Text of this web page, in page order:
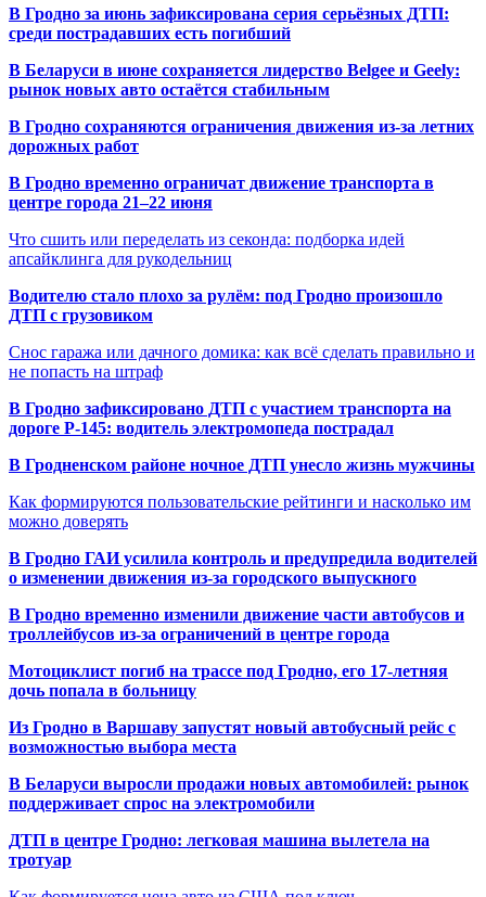
В Гродно за июнь зафиксирована серия серьёзных ДТП:
среди пострадавших есть погибший
В Беларуси в июне сохраняется лидерство Belgee и Geely:
рынок новых авто остаётся стабильным
В Гродно сохраняются ограничения движения из-за летних
дорожных работ
В Гродно временно ограничат движение транспорта в
центре города 21–22 июня
Что сшить или переделать из секонда: подборка идей
апсайклинга для рукодельниц
Водителю стало плохо за рулём: под Гродно произошло
ДТП с грузовиком
Снос гаража или дачного домика: как всё сделать правильно и
не попасть на штраф
В Гродно зафиксировано ДТП с участием транспорта на
дороге Р-145: водитель электромопеда пострадал
В Гродненском районе ночное ДТП унесло жизнь мужчины
Как формируются пользовательские рейтинги и насколько им
можно доверять
В Гродно ГАИ усилила контроль и предупредила водителей
о изменении движения из-за городского выпускного
В Гродно временно изменили движение части автобусов и
троллейбусов из-за ограничений в центре города
Мотоциклист погиб на трассе под Гродно, его 17-летняя
дочь попала в больницу
Из Гродно в Варшаву запустят новый автобусный рейс с
возможностью выбора места
В Беларуси выросли продажи новых автомобилей: рынок
поддерживает спрос на электромобили
ДТП в центре Гродно: легковая машина вылетела на
тротуар